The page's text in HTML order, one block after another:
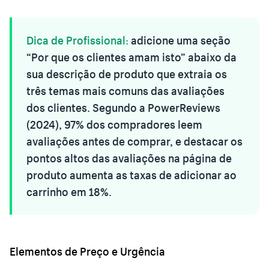
Dica de Profissional: adicione uma seção
“Por que os clientes amam isto” abaixo da
sua descrição de produto que extraia os
três temas mais comuns das avaliações
dos clientes. Segundo a PowerReviews
(2024), 97% dos compradores leem
avaliações antes de comprar, e destacar os
pontos altos das avaliações na página de
produto aumenta as taxas de adicionar ao
carrinho em 18%.
Elementos de Preço e Urgência